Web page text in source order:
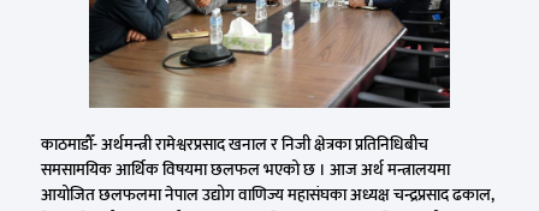
काठमाडौँ- अर्थमन्त्री रामेश्वरप्रसाद खनाल र निजी क्षेत्रका प्रतिनिधिबीच
समसामयिक आर्थिक विषयमा छलफल भएको छ । आज अर्थ मन्त्रालयमा
आयोजित छलफलमा नेपाल उद्योग वाणिज्य महासंघका अध्यक्ष चन्द्रप्रसाद ढकाल,